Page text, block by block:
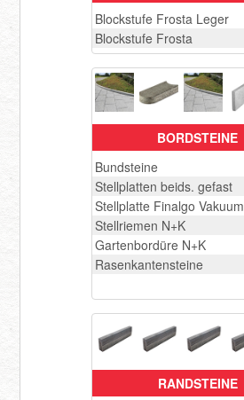
Blockstufe Frosta Leger
Blockstufe Frosta
BORDSTEINE
Bundsteine
Stellplatten beids. gefast
Stellplatte Finalgo Vakuum
Stellriemen N+K
Gartenbordüre N+K
Rasenkantensteine
RANDSTEINE